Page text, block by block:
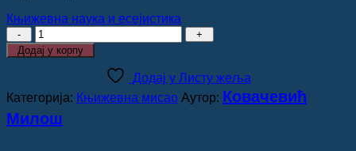
Књижевна наука и есејистика
СРПСКИ
СТИЛИСТИЧАРИ,
Милош
Додај у корпу
Додај у Листу жеља
Категорија: Књижевна мисао Аутор: Ковачевић
Милош